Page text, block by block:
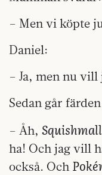
– Men vi köpte
Daniel:
– Ja, men nu vill
Sedan går
– Åh,
ha! Och jag vill
också. Och